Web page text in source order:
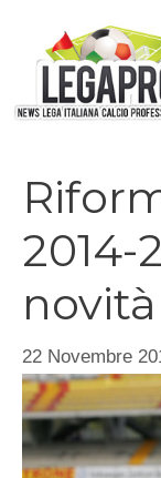
contenuto
2014-
novità
22 Novembre